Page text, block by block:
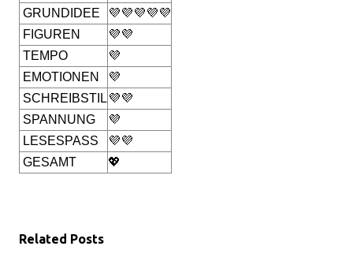
GRUNDIDEE
💜💜💜💜💜
FIGUREN
💜💜
TEMPO
💜
EMOTIONEN
💜
SCHREIBSTIL 💜💜
SPANNUNG
💜
LESESPASS
💜💜
GESAMT
💖
Related Posts